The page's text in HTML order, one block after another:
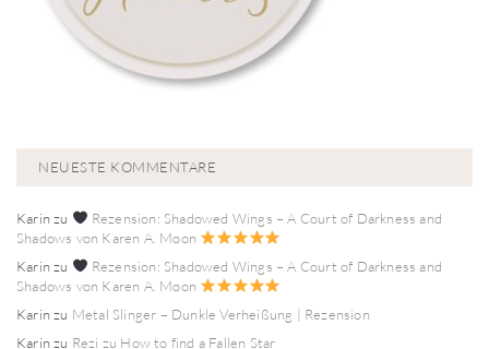
NEUESTE KOMMENTARE
Karinzu
Rezension: Shadowed Wings – A Court of Darkness and
Shadows von Karen A. Moon
Karinzu
Rezension: Shadowed Wings – A Court of Darkness and
Shadows von Karen A. Moon
Karinzu Metal Slinger – Dunkle Verheißung | Rezension
Karinzu Rezi zu How to find a Fallen Star